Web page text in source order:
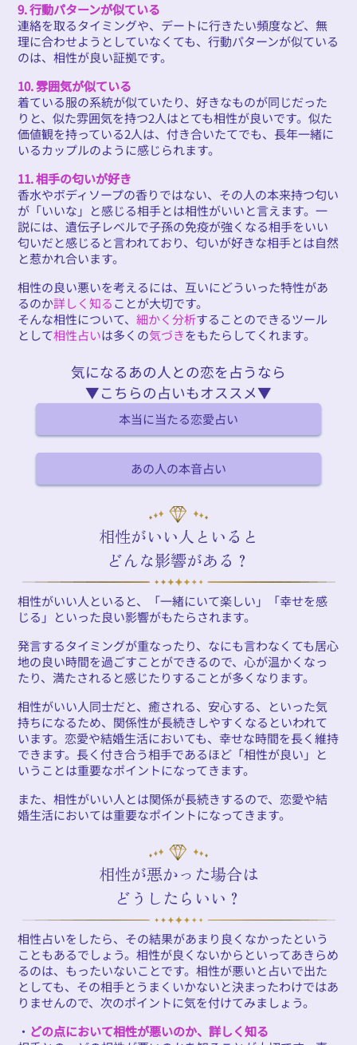
9. 行動パターンが似ている
連絡を取るタイミングや、デートに行きたい頻度など、無
理に合わせようとしていなくても、行動パターンが似ている
のは、相性が良い証拠です。
10. 雰囲気が似ている
着ている服の系統が似ていたり、好きなものが同じだった
りと、似た雰囲気を持つ2人はとても相性が良いです。似た
価値観を持っている2人は、付き合いたてでも、長年一緒に
いるカップルのように感じられます。
11. 相手の匂いが好き
香水やボディソープの香りではない、その人の本来持つ匂い
が「いいな」と感じる相手とは相性がいいと言えます。一
説には、遺伝子レベルで子孫の免疫が強くなる相手をいい
匂いだと感じると言われており、匂いが好きな相手とは自然
と惹かれ合います。
相性の良い悪いを考えるには、互いにどういった特性があ
るのか詳しく知ることが大切です。
そんな相性について、細かく分析することのできるツール
として相性占いは多くの気づきをもたらしてくれます。
気になるあの人との恋を占うなら
▼こちらの占いもオススメ▼
本当に当たる恋愛占い
あの人の本音占い
相性がいい人といると
どんな影響がある？
相性がいい人といると、「一緒にいて楽しい」「幸せを感
じる」といった良い影響がもたらされます。
発言するタイミングが重なったり、なにも言わなくても居心
地の良い時間を過ごすことができるので、心が温かくなっ
たり、満たされると感じたりすることが多くなります。
相性がいい人同士だと、癒される、安心する、といった気
持ちになるため、関係性が長続きしやすくなるといわれて
います。恋愛や結婚生活においても、幸せな時間を長く維持
できます。長く付き合う相手であるほど「相性が良い」と
いうことは重要なポイントになってきます。
また、相性がいい人とは関係が長続きするので、恋愛や結
婚生活においては重要なポイントになってきます。
相性が悪かった場合は
どうしたらいい？
相性占いをしたら、その結果があまり良くなかったという
こともあるでしょう。相性が良くないからといってあきらめ
るのは、もったいないことです。相性が悪いと占いで出た
としても、その相手とうまくいかないと決まったわけではあ
りませんので、次のポイントに気を付けてみましょう。
・ どの点において相性が悪いのか、詳しく知る